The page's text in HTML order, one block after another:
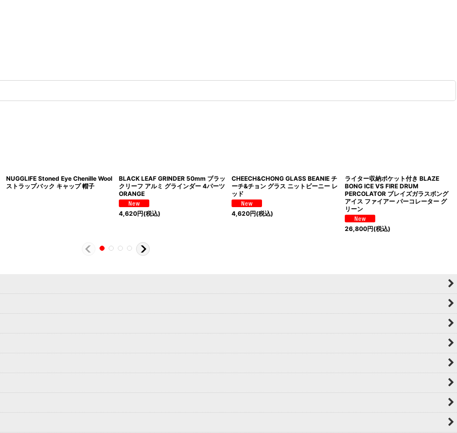
NUGGLIFE Stoned Eye Chenille Wool
ストラップバック キャップ 帽子
BLACK LEAF GRINDER 50mm ブラッ
クリーフ アルミ グラインダー 4パーツ
ORANGE
4,620円(税込)
CHEECH&CHONG GLASS BEANIE チ
ーチ&チョン グラス ニットビーニー レ
ッド
4,620円(税込)
ライター収納ポケット付き BLAZE
BONG ICE VS FIRE DRUM
PERCOLATOR ブレイズガラスボング
アイス ファイアー パーコレーター グ
リーン
26,800円(税込)